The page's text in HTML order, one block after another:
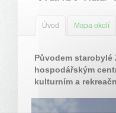
Úvod Mapa okolí
Původem
hospodářským
kulturním a